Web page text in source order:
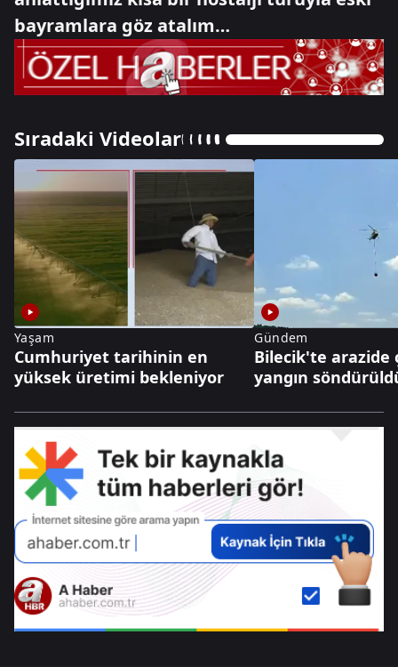
bayramlara göz atalım…
Sıradaki Videolar
Yaşam
Cumhuriyet tarihinin en
yüksek üretimi bekleniyor
Gündem
Bilecik'te arazide
yangın